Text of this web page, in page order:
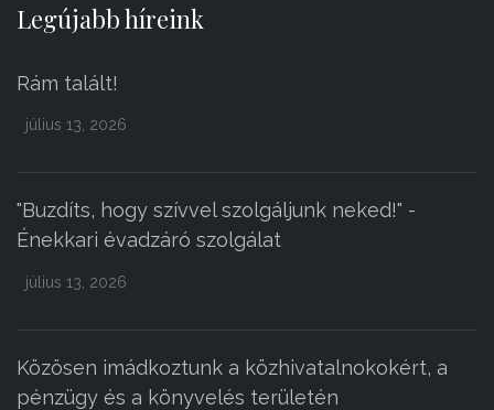
Legújabb híreink
Rám talált!
július 13, 2026
"Buzdíts, hogy szívvel szolgáljunk neked!" -
Énekkari évadzáró szolgálat
július 13, 2026
Közösen imádkoztunk a közhivatalnokokért, a
pénzügy és a könyvelés területén